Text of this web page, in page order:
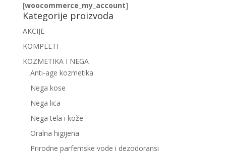
[woocommerce_my_account]
Kategorije proizvoda
AKCIJE
KOMPLETI
KOZMETIKA I NEGA
Anti-age kozmetika
Nega kose
Nega lica
Nega tela i kože
Oralna higijena
Prirodne parfemske vode i dezodoransi